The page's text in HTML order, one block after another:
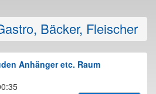
Bäcker, Fleischer
Anhänger etc. Raum